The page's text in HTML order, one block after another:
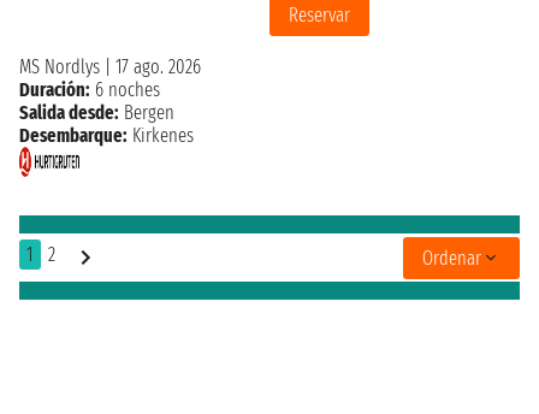
Reservar
MS Nordlys
17 ago. 2026
Duración: 6 noches
Salida desde: Bergen
Desembarque: Kirkenes
1 2 Ordenar